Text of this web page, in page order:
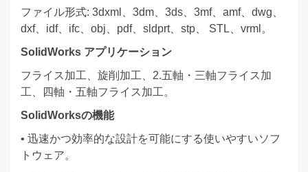
ファイル形式: 3dxml、3dm、3ds、3mf、amf、dwg、
dxf、idf、ifc、obj、pdf、sldprt、stp、 STL、vrml。
SolidWorks アプリケーション
フライス加工、旋削加工、2.五軸・三軸フライス加
工、四軸・五軸フライス加工。
SolidWorksの機能
• 迅速かつ効率的な設計を可能にする使いやすいソフ
トウェア。